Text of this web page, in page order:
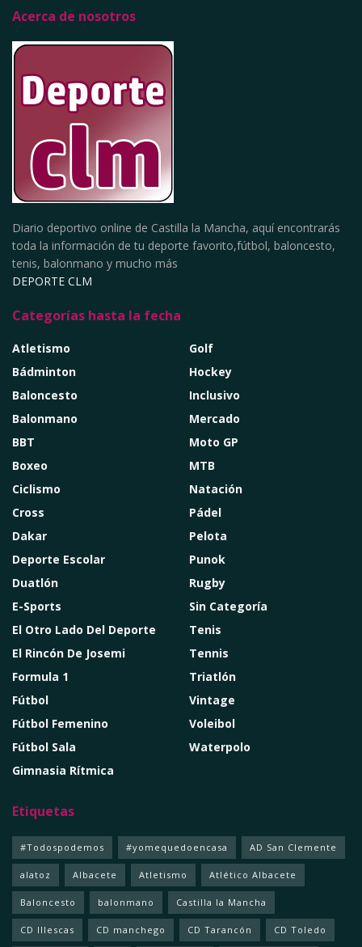
Acerca de nosotros
Diario deportivo online de Castilla la Mancha, aquí encontrarás
toda la información de tu deporte favorito,fútbol, baloncesto,
tenis, balonmano y mucho más
DEPORTE CLM
Categorías hasta la fecha
Atletismo
Bádminton
Baloncesto
Balonmano
BBT
Boxeo
Ciclismo
Cross
Dakar
Deporte Escolar
Duatlón
E-Sports
El Otro Lado Del Deporte
El Rincón De Josemi
Formula 1
Fútbol
Fútbol Femenino
Fútbol Sala
Gimnasia Rítmica
Golf
Hockey
Inclusivo
Mercado
Moto GP
MTB
Natación
Pádel
Pelota
Punok
Rugby
Sin Categoría
Tenis
Tennis
Triatlón
Vintage
Voleibol
Waterpolo
Etiquetas
#Todospodemos #yomequedoencasa AD San Clemente
alatoz Albacete Atletismo Atlético Albacete
Baloncesto balonmano Castilla la Mancha
CD Illescas CD manchego CD Tarancón CD Toledo